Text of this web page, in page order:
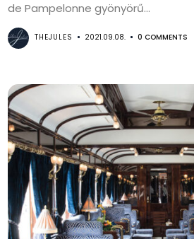
de Pampelonne gyönyörű...
THEJULES 2021.09.08. 0 COMMENTS